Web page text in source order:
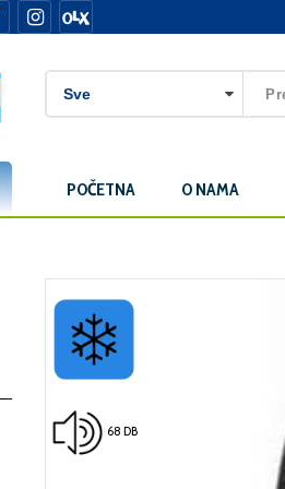
POČETNA O NAMA
68 DB